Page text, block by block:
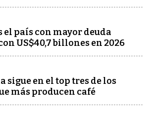
el país con mayor deuda
US$40,7 billones en 2026
sigue en el top tres de los
más producen café